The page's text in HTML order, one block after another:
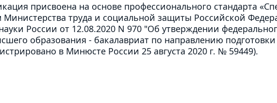
присвоена на основе профессионального стандарта
труда и социальной защиты Российской
России от 12.08.2020 N 970 "Об утверждении
образования - бакалавриат по направлению
в Минюсте России 25 августа 2020 г. № 59449).